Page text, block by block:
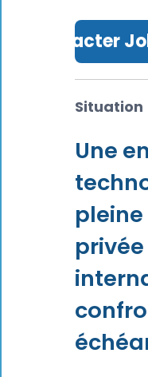
Contacter
Situation
Une